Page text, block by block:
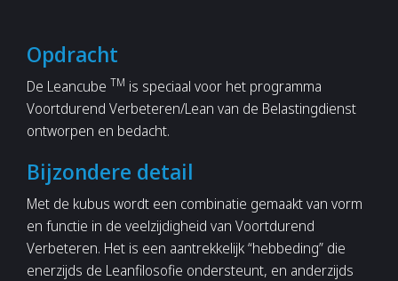
Opdracht
De Leancube TM is speciaal voor het programma
Voortdurend Verbeteren/Lean van de Belastingdienst
ontworpen en bedacht.
Bijzondere detail
Met de kubus wordt een combinatie gemaakt van vorm
en functie in de veelzijdigheid van Voortdurend
Verbeteren. Het is een aantrekkelijk “hebbeding” die
enerzijds de Leanfilosofie ondersteunt, en anderzijds